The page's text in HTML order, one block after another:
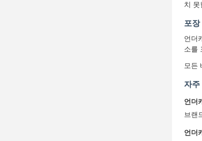
치 못
포
언더
소를
모든
자주
언더
브랜
언더